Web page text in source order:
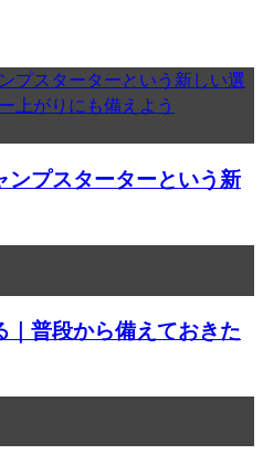
ンプスターターという新
｜普段から備えておきた